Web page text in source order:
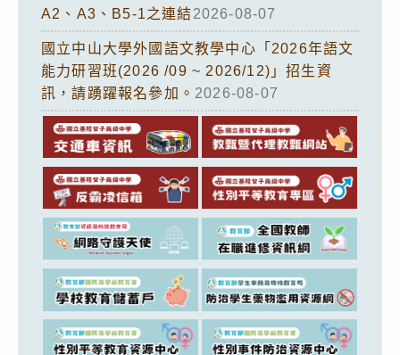
A2、A3、B5-1之連結2026-08-07
國立中山大學外國語文教學中心「2026年語文
能力研習班(2026 /09 ~ 2026/12)」招生資
訊，請踴躍報名參加。 2026-08-07